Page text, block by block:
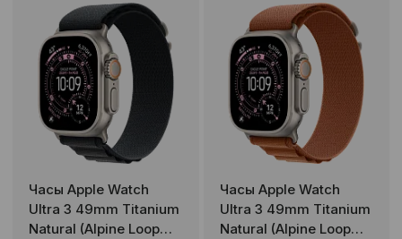
Часы Apple Watch
Ultra 3 49mm Titanium
Natural (Alpine Loop
Часы Apple Watch
Ultra 3 49mm Titanium
Natural (Alpine Loop